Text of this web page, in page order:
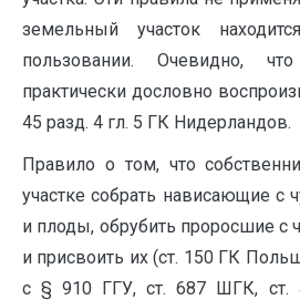
земельный участок
пользовании. Очевидно,
практически дословно
45 разд. 4 гл. 5 ГК Нидерландов.
Правило о том, что
участке собрать нависающие с
и плоды, обрубить проросшие с
и присвоить их (ст. 150 ГК
с § 910 ГГУ, ст. 687 ШГК, ст.